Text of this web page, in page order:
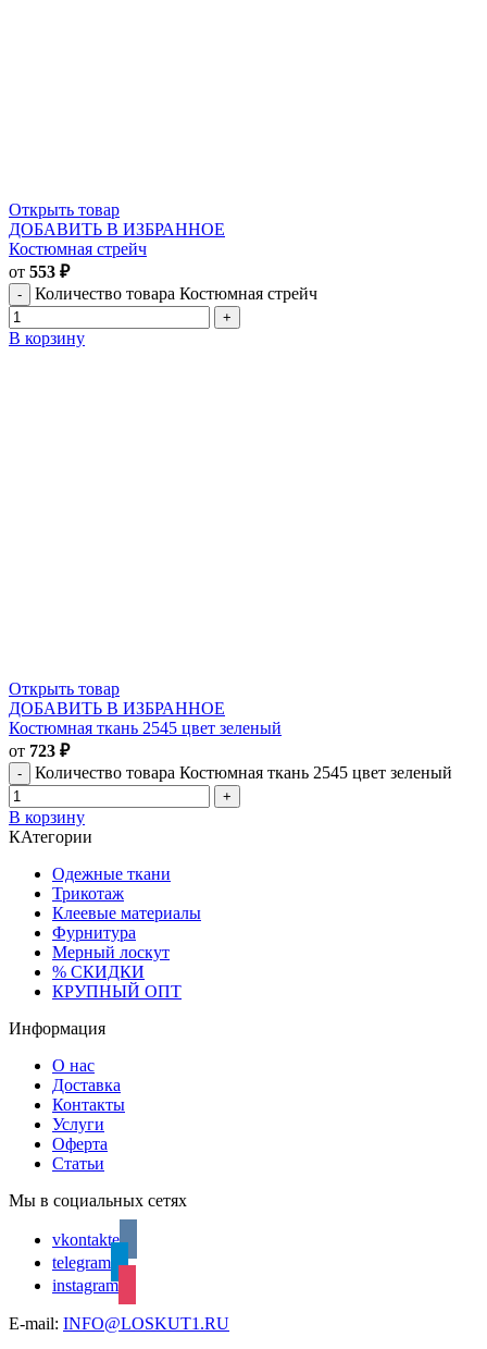
Открыть товар
ДОБАВИТЬ В ИЗБРАННОЕ
Костюмная стрейч
от 553 ₽
Количество товара Костюмная стрейч
В корзину
Открыть товар
ДОБАВИТЬ В ИЗБРАННОЕ
Костюмная ткань 2545 цвет зеленый
от 723 ₽
Количество товара Костюмная ткань 2545 цвет зеленый
В корзину
КАтегории
Одежные ткани
Трикотаж
Клеевые материалы
Фурнитура
Мерный лоскут
% СКИДКИ
КРУПНЫЙ ОПТ
Информация
О нас
Доставка
Контакты
Услуги
Оферта
Статьи
Мы в социальных сетях
vkontakte
telegram
instagram
E-mail: INFO@LOSKUT1.RU